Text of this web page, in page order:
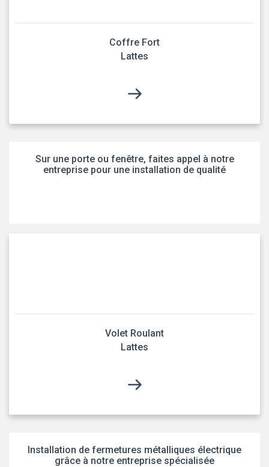
Coffre Fort
Lattes
Sur une porte ou fenêtre, faites appel à notre
entreprise pour une installation de qualité
Volet Roulant
Lattes
Installation de fermetures métalliques électrique
grâce à notre entreprise spécialisée